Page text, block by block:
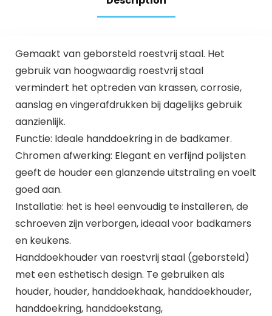
badkamer,
gastenhanddoekho
Gemaakt van geborsteld roestvrij staal. Het
gebruik van hoogwaardig roestvrij staal
vermindert het optreden van krassen, corrosie,
aanslag en vingerafdrukken bij dagelijks gebruik
aanzienlijk.
Functie: Ideale handdoekring in de badkamer.
Chromen afwerking: Elegant en verfijnd polijsten
geeft de houder een glanzende uitstraling en voelt
goed aan.
Installatie: het is heel eenvoudig te installeren, de
schroeven zijn verborgen, ideaal voor badkamers
en keukens.
Handdoekhouder van roestvrij staal (geborsteld)
met een esthetisch design. Te gebruiken als
houder, houder, handdoekhaak, handdoekhouder,
handdoekring, handdoekstang,